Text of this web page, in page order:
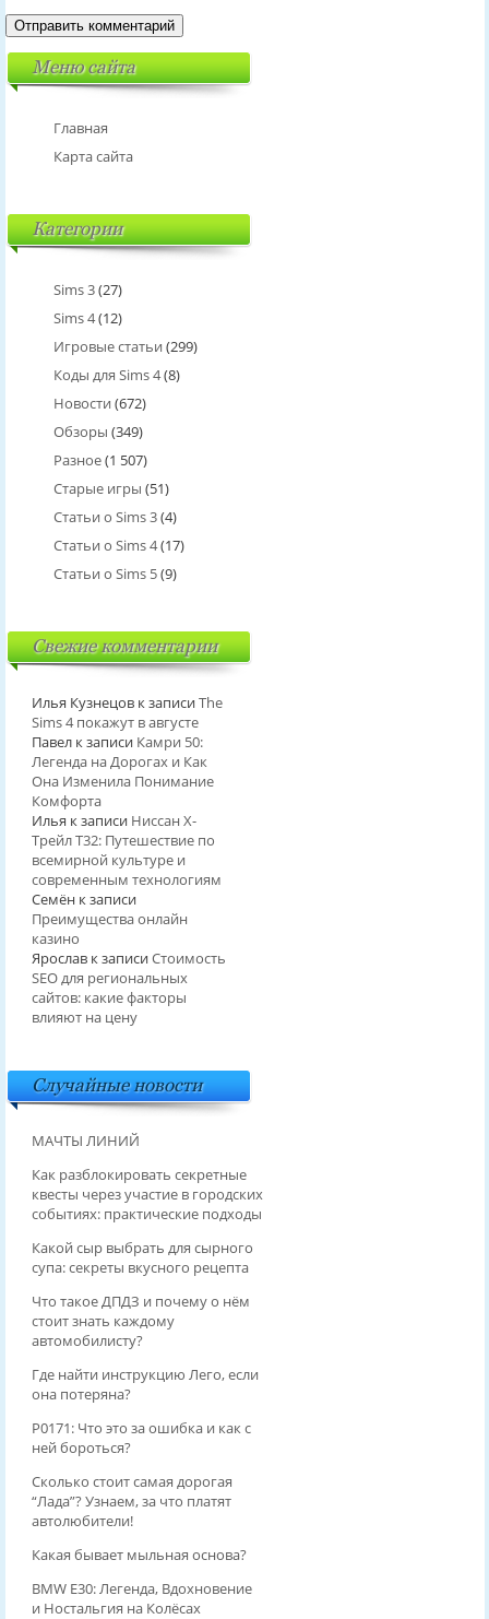
Меню сайта
Главная
Карта сайта
Категории
Sims 3(27)
Sims 4(12)
Игровые статьи (299)
Коды для Sims 4(8)
Новости (672)
Обзоры (349)
Разное(1 507)
Старые игры (51)
Статьи о Sims 3(4)
Статьи о Sims 4(17)
Статьи о Sims 5(9)
Свежие комментарии
Илья Кузнецовк записиThe
Sims 4 покажут в августе
Павелк записи Камри 50:
Легенда на Дорогах и Как
Она Изменила Понимание
Комфорта
Илья к записи Ниссан Х-
Трейл T32: Путешествие по
всемирной культуре и
современным технологиям
Семёнк записи
Преимущества онлайн
казино
Ярославк записиСтоимость
SEO для региональных
сайтов: какие факторы
влияют на цену
Случайные новости
МАЧТЫ ЛИНИЙ
Как разблокировать секретные
квесты через участие в городских
событиях: практические подходы
Какой сыр выбрать для сырного
супа: секреты вкусного рецепта
Что такое ДПДЗ и почему о нём
стоит знать каждому
автомобилисту?
Где найти инструкцию Лего, если
она потеряна?
P0171: Что это за ошибка и как с
ней бороться?
Сколько стоит самая дорогая
“Лада”? Узнаем, за что платят
автолюбители!
Какая бывает мыльная основа?
BMW E30: Легенда, Вдохновение
и Ностальгия на Колёсах